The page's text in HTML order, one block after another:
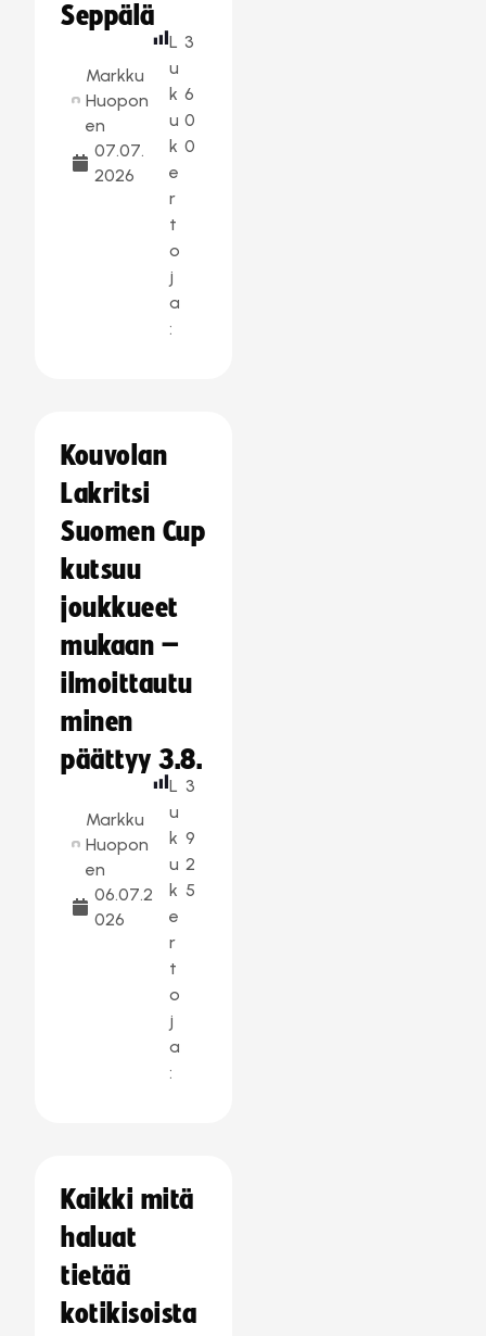
Seppälä
Markku
Huopon
en
07.07.
2026
L
u
k
u
k
e
r
t
o
j
a
:
3
6
0
0
Kouvolan
Lakritsi
Suomen Cup
kutsuu
joukkueet
mukaan –
ilmoittautu
minen
päättyy 3.8.
Markku
Huopon
en
06.07.2
026
L
u
k
u
k
e
r
t
o
j
a
:
3
9
2
5
Kaikki mitä
haluat
tietää
kotikisoista